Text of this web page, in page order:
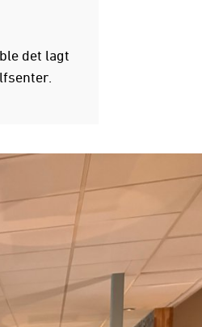
det lagt